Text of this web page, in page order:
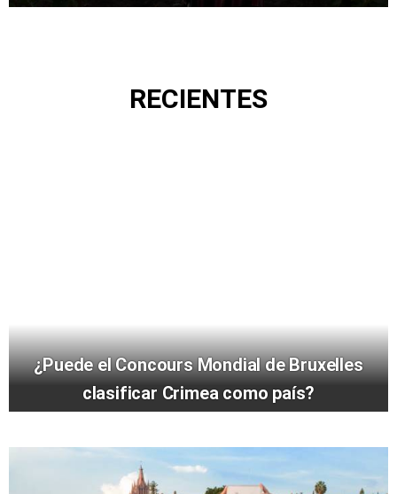
RECIENTES
¿Puede el Concours Mondial de Bruxelles
clasificar Crimea como país?